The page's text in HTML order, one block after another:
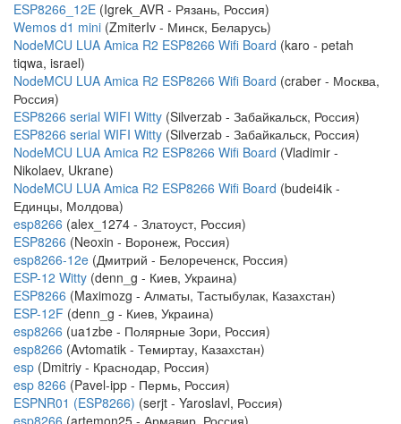
ESP8266_12E (Igrek_AVR - Рязань, Россия)
Wemos d1 mini (ZmiterIv - Минск, Беларусь)
NodeMCU LUA Amica R2 ESP8266 Wifi Board (karo - petah
tiqwa, israel)
NodeMCU LUA Amica R2 ESP8266 Wifi Board (craber - Москва,
Россия)
ESP8266 serial WIFI Witty (Silverzab - Забайкальск, Россия)
ESP8266 serial WIFI Witty (Silverzab - Забайкальск, Россия)
NodeMCU LUA Amica R2 ESP8266 Wifi Board (Vladimir -
Nikolaev, Ukrane)
NodeMCU LUA Amica R2 ESP8266 Wifi Board (budei4ik -
Единцы, Молдова)
esp8266 (alex_1274 - Златоуст, Россия)
ESP8266 (Neoxin - Воронеж, Россия)
esp8266-12e (Дмитрий - Белореченск, Россия)
ESP-12 Witty (denn_g - Киев, Украина)
ESP8266 (Maximozg - Алматы, Тастыбулак, Казахстан)
ESP-12F (denn_g - Киев, Украина)
esp8266 (ua1zbe - Полярные Зори, Россия)
esp8266 (Avtomatik - Темиртау, Казахстан)
esp (Dmitriy - Краснодар, Россия)
esp 8266 (Pavel-ipp - Пермь, Россия)
ESPNR01 (ESP8266) (serjt - Yaroslavl, Россия)
esp8266 (artemon25 - Армавир, Россия)